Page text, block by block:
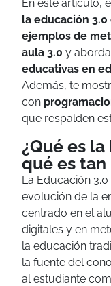
En este artículo,
la educación
ejemplos de
aula 3.0 y
educativas en
Además, te
con
que respalden
¿Qué es
qué es
La Educación
evolución de la
centrado en el
digitales y en
la educación
la fuente del
al estudiante